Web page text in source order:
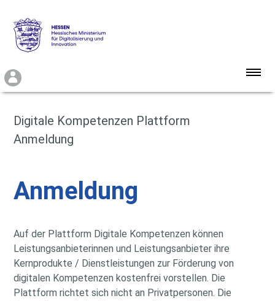
DigiCheck Kompetenzen
Angebotsübersicht
Über uns
Digitale Kompetenzen Plattform
Anmeldung
Anmeldung
Auf der Plattform Digitale Kompetenzen können
Leistungsanbieterinnen und Leistungsanbieter ihre
Kernprodukte / Dienstleistungen zur Förderung von
digitalen Kompetenzen kostenfrei vorstellen. Die
Plattform richtet sich nicht an Privatpersonen. Die